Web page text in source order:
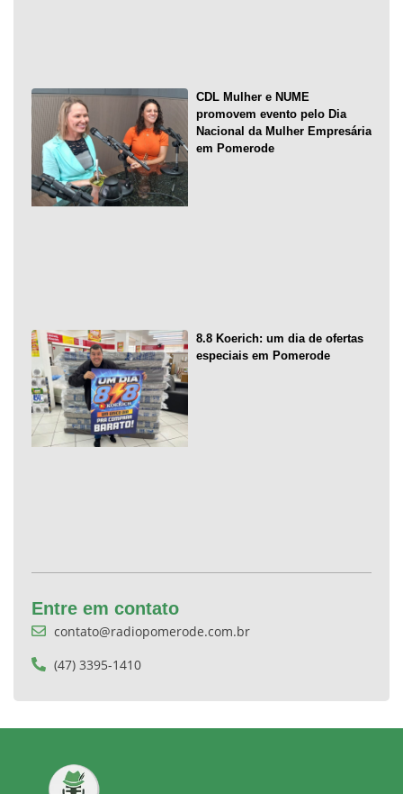
CDL Mulher e NUME
promovem evento pelo Dia
Nacional da Mulher Empresária
em Pomerode
8.8 Koerich: um dia de ofertas
especiais em Pomerode
Entre em contato
contato@radiopomerode.com.br
(47) 3395-1410